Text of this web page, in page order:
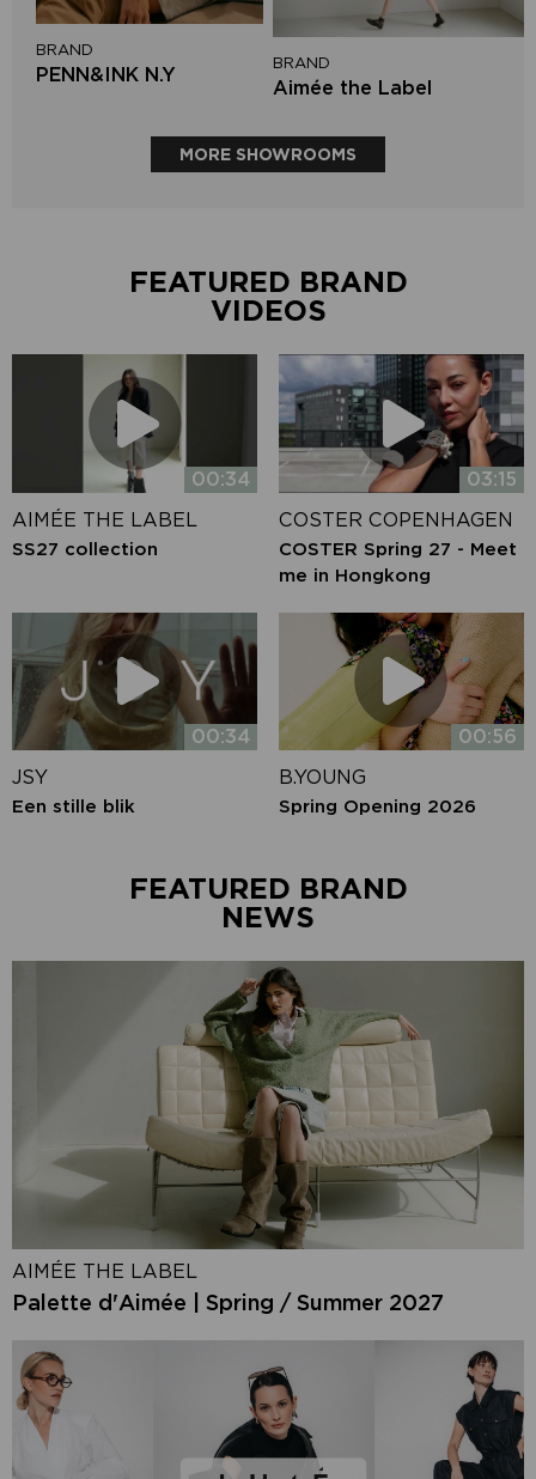
BRAND
PENN&INK N.Y
BRAND
Aimée the Label
MORE SHOWROOMS
FEATURED BRAND
VIDEOS
00:34
AIMÉE THE LABEL
SS27 collection
03:15
COSTER COPENHAGEN
COSTER Spring 27 - Meet
me in Hongkong
00:34
JSY
Een stille blik
00:56
B.YOUNG
Spring Opening 2026
FEATURED BRAND
NEWS
AIMÉE THE LABEL
Palette d'Aimée | Spring / Summer 2027